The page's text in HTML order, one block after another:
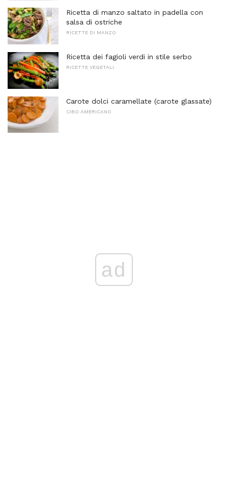
Ricetta di manzo saltato in padella con
salsa di ostriche
RICETTE DI MANZO
Ricetta dei fagioli verdi in stile serbo
RICETTE VEGETALI
Carote dolci caramellate (carote glassate)
CIBO AMERICANO
ad